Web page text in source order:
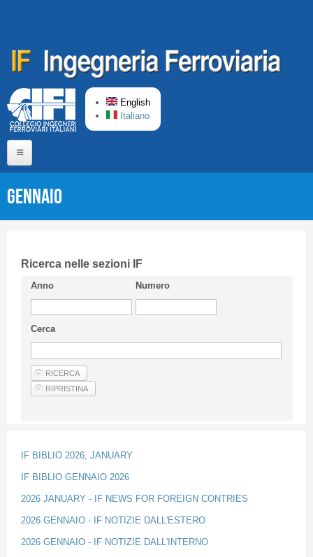
English
Italiano
Short presentation CIFI
Guideline
Privacy & Policy
Articles
Gennaio
Ricerca nelle sezioni IF
Anno Numero
Cerca
IF BIBLIO 2026, JANUARY
IF BIBLIO GENNAIO 2026
2026 JANUARY - IF NEWS FOR FOREIGN CONTRIES
2026 GENNAIO - IF NOTIZIE DALL'ESTERO
2026 GENNAIO - IF NOTIZIE DALL'INTERNO